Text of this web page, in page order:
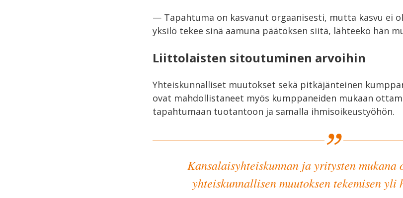
— Tapahtuma on kasvanut orgaanisesti, mutta kasvu ei
yksilö tekee sinä aamuna päätöksen siitä, lähteekö hän
Liittolaisten sitoutuminen arvoihin
Yhteiskunnalliset muutokset sekä pitkäjänteinen
ovat mahdollistaneet myös kumppaneiden mukaan
tapahtumaan tuotantoon ja samalla ihmisoikeustyöhön.
Kansalaisyhteiskunnan ja yritysten mukana
yhteiskunnallisen muutoksen tekemisen yli